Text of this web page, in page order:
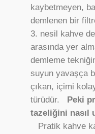
kaybetmeyen,
demlenen bir
3. nesil kahve
arasında yer
demleme
suyun yavaşça
çıkan, içimi
türüdür. Peki
tazeliğini nasıl
Pratik kahve